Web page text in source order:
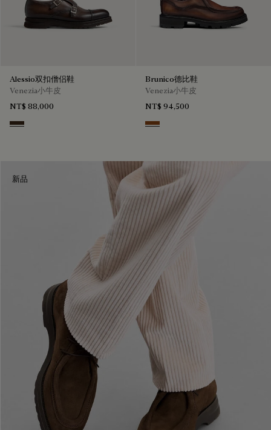
Alessio双扣僧侣鞋
Venezia小牛皮
NT$ 88,000
Buffaloes
Brunico德比鞋
Venezia小牛皮
NT$ 94,500
Cacao Intenso
新品